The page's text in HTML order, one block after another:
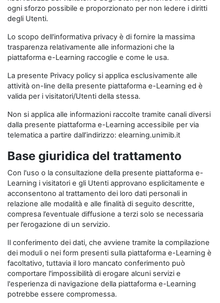
ogni sforzo possibile e proporzionato per non ledere i diritti
degli Utenti.
Lo scopo dell'informativa privacy è di fornire la massima
trasparenza relativamente alle informazioni che la
piattaforma e-Learning raccoglie e come le usa.
La presente Privacy policy si applica esclusivamente alle
attività on-line della presente piattaforma e-Learning ed è
valida per i visitatori/Utenti della stessa.
Non si applica alle informazioni raccolte tramite canali diversi
dalla presente piattaforma e-Learning accessibile per via
telematica a partire dall’indirizzo: elearning.unimib.it
Base giuridica del trattamento
Con l'uso o la consultazione della presente piattaforma e-
Learning i visitatori e gli Utenti approvano esplicitamente e
acconsentono al trattamento dei loro dati personali in
relazione alle modalità e alle finalità di seguito descritte,
compresa l’eventuale diffusione a terzi solo se necessaria
per l’erogazione di un servizio.
Il conferimento dei dati, che avviene tramite la compilazione
dei moduli o nei form presenti sulla piattaforma e-Learning è
facoltativo, tuttavia il loro mancato conferimento può
comportare l'impossibilità di erogare alcuni servizi e
l'esperienza di navigazione della piattaforma e-Learning
potrebbe essere compromessa.